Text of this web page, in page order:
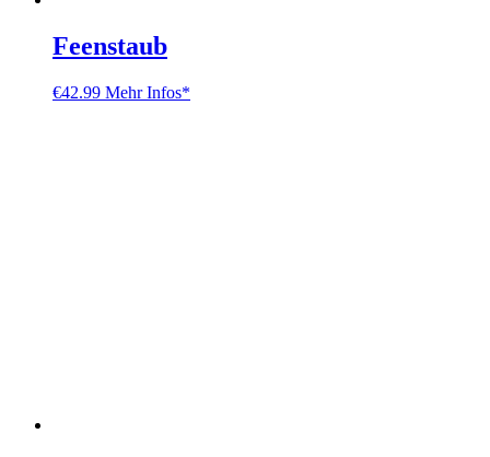
Feenstaub
€42.99 Mehr Infos*